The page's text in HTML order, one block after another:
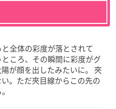
全体の彩度が落とされて
ころ、その瞬間に彩度がグ
が顔を出したみたいに。 夾
。ただ夾目線からこの先の